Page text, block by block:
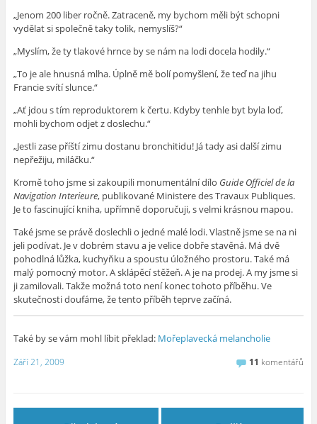
„Jenom 200 liber ročně. Zatraceně, my bychom měli být schopni
vydělat si společně taky tolik, nemyslíš?“
„Myslím, že ty tlakové hrnce by se nám na lodi docela hodily.“
„To je ale hnusná mlha. Úplně mě bolí pomyšlení, že teď na jihu
Francie svítí slunce.“
„Ať jdou s tím reproduktorem k čertu. Kdyby tenhle byt byla loď,
mohli bychom odjet z doslechu.“
„Jestli zase příští zimu dostanu bronchitidu! Já tady asi další zimu
nepřežiju, miláčku.“
Kromě toho jsme si zakoupili monumentální dílo Guide Officiel de la
Navigation Interieure, publikované Ministere des Travaux Publiques.
Je to fascinující kniha, upřímně doporučuji, s velmi krásnou mapou.
Také jsme se právě doslechli o jedné malé lodi. Vlastně jsme se na ni
jeli podívat. Je v dobrém stavu a je velice dobře stavěná. Má dvě
pohodlná lůžka, kuchyňku a spoustu úložného prostoru. Také má
malý pomocný motor. A sklápěcí stěžeň. A je na prodej. A my jsme si
ji zamilovali. Takže možná toto není konec tohoto příběhu. Ve
skutečnosti doufáme, že tento příběh teprve začíná.
Také by se vám mohl líbit překlad: Mořeplavecká melancholie
Září 21, 2009 11 komentářů